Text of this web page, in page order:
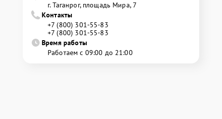
г. Таганрог, площадь Мира, 7
Контакты
+7 (800) 301-55-83
+7 (800) 301-55-83
Время работы
Работаем с 09:00 до 21:00